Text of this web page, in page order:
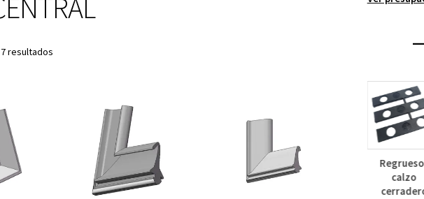
resultados
calzo
Cierre golpete
40-20